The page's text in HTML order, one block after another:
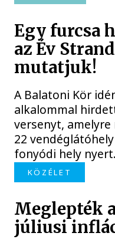
Egy furcsa
az Év
mutatjuk!
A Balatoni Kör
alkalommal
versenyt,
22
fonyódi hely
KÖZÉLET
Meglepték
júliusi